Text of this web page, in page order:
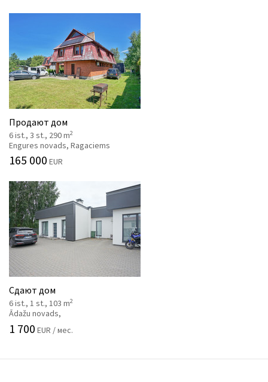
Продают дом
6 ist., 3 st., 290 m2
Engures novads, Ragaciems
165 000 EUR
Сдают дом
6 ist., 1 st., 103 m2
Ādažu novads,
1 700 EUR / мес.